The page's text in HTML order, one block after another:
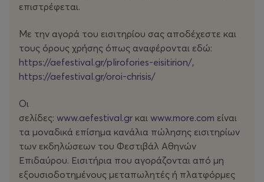
επιστρέφεται.
Με την αγορά του εισιτηρίου σας αποδέχεστε και
τους όρους χρήσης όπως αναφέρονται εδώ:
https://aefestival.gr/plirofories-eisitirion/,
https://aefestival.gr/oroi-chrisis/
Οι
σελίδες: www.aefestival.gr και www.more.com είναι
τα μοναδικά επίσημα κανάλια πώλησης εισιτηρίων
των εκδηλώσεων του Φεστιβάλ Αθηνών
Επιδαύρου. Εισιτήρια που αγοράζονται από μη
εξουσιοδοτημένους μεταπωλητές ή πλατφόρμες